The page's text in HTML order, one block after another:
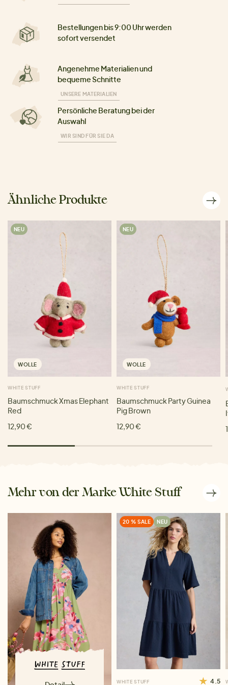
Bestellungen bis 9:00 Uhr werden
sofort versendet
Angenehme Materialien und
bequeme Schnitte
UNSERE MATERIALIEN
Persönliche Beratung bei der
Auswahl
WIR SIND FÜR SIE DA
Ähnliche Produkte
NEU
WOLLE
WHITE STUFF
Baumschmuck Xmas Elephant
Red
12,90 €
NEU
WOLLE
WHITE STUFF
Baumschmuck Party Guinea
Pig Brown
12,90 €
Mehr von der Marke White Stuff
20 % SALE NEU
WHITE STUFF 4.5